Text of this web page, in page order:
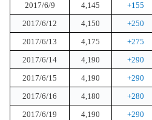
2017/6/9
4,145 +155
2017/6/12
4,150 +250
2017/6/13
4,175 +275
2017/6/14
4,190 +290
2017/6/15
4,190 +290
2017/6/16
4,180 +280
2017/6/19
4,190 +290